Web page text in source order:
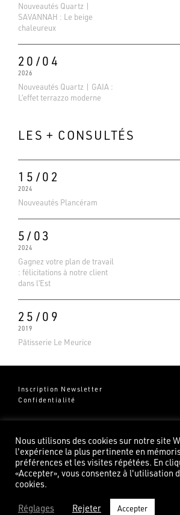
Nouveautés Quartz |
SAVANNAH : Le beige
chaleureux
20/04
2026
Nouveautés Quartz | GAIA :
L’effet terrazzo moderne
LES + CONSULTÉS
15/02
2024
Nouveautés Plancéram
5/03
2024
Gagnez votre plan de travail
: félicitations à notre client
dans l’Est
25/09
2019
Pâtisserie Le Meurice
Inscription Newsletter
Confidentialité
Groupe Pierredeplan
82100 Castelsarrasin
©2026 Pierredeplan
Basé
Nous utilisons des cookies sur notre site
l'expérience la plus pertinente en
préférences et les visites répétées. En
«Accepter», vous consentez à l'utilisation
cookies.
Réglages Rejeter Accepter